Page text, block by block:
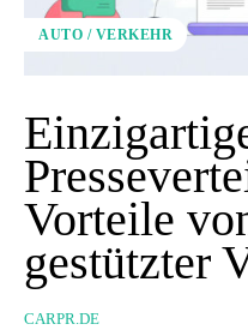
AUTO / VERKEHR
Vorteile
gestützter
CARPR.DE